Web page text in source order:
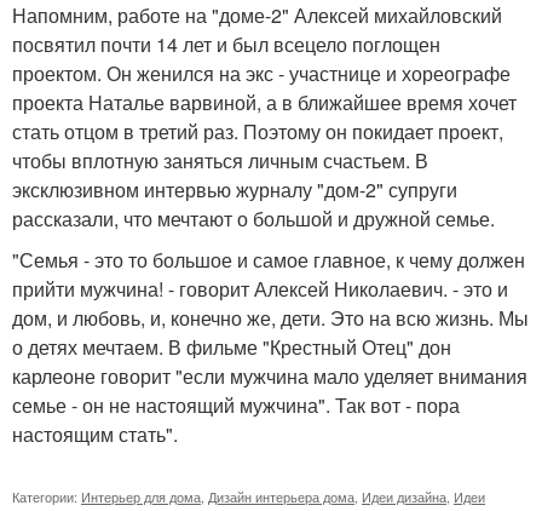
Напомним, работе на "доме-2" Алексей михайловский
посвятил почти 14 лет и был всецело поглощен
проектом. Он женился на экс - участнице и хореографе
проекта Наталье варвиной, а в ближайшее время хочет
стать отцом в третий раз. Поэтому он покидает проект,
чтобы вплотную заняться личным счастьем. В
эксклюзивном интервью журналу "дом-2" супруги
рассказали, что мечтают о большой и дружной семье.
"Семья - это то большое и самое главное, к чему должен
прийти мужчина! - говорит Алексей Николаевич. - это и
дом, и любовь, и, конечно же, дети. Это на всю жизнь. Мы
о детях мечтаем. В фильме "Крестный Отец" дон
карлеоне говорит "если мужчина мало уделяет внимания
семье - он не настоящий мужчина". Так вот - пора
настоящим стать".
Категории: Интерьер для дома Дизайн интерьера дома Идеи дизайна Идеи